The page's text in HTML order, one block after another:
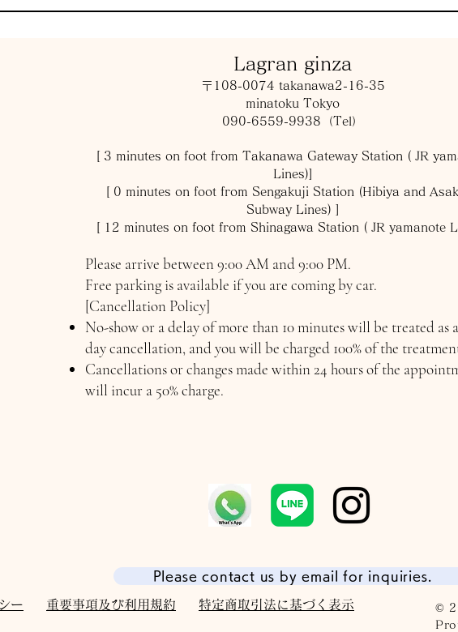
​Lagran ginza
〒108-0074 takanawa2-16-35
minatoku Tokyo
090-6559-9938（Tel）
[ 3 minutes on foot from Takanawa Gateway Station ( JR
Lines)]
[ 0 minutes on foot from Sengakuji Station (Hibiya and
Subway Lines) ]
[ 12 minutes on foot from Shinagawa Station ( JR yamanote
Please arrive between 9:00 AM and 9:00 PM.
Free parking is available if you are coming by car.
[Cancellation Policy]
No-show or a delay of more than 10 minutes will be treated as
day cancellation, and you will be charged 100% of the
Cancellations or changes made within 24 hours of the
will incur a 50% charge.
Please contact us by email for inquiries.
ー 重要事項及び利用規約 特定商取引法に基づく表示
©